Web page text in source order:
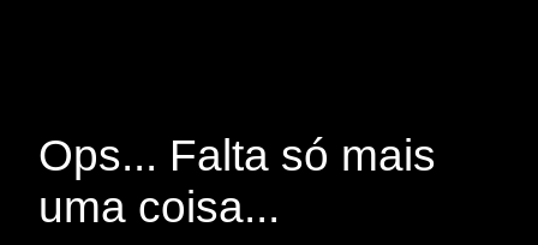
Ops... Falta só mais
uma coisa...